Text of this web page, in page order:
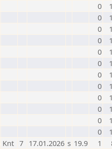
0
0
0
0
0
0
0
0
0
0
0
0
Knt 7 17.01.2026 s 19.9 1